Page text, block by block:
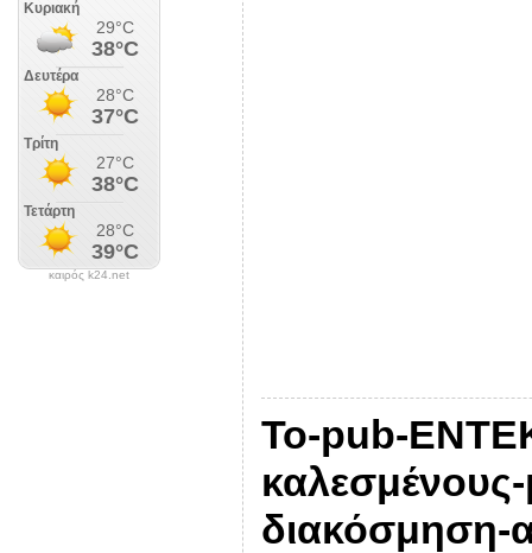
καιρός k24.net
Το-pub-
διακόσμηση-